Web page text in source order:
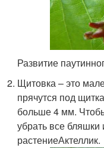
Развитие
Щитовка – это
прячутся под
больше 4 мм.
убрать все бляшки
растениеАктеллик.